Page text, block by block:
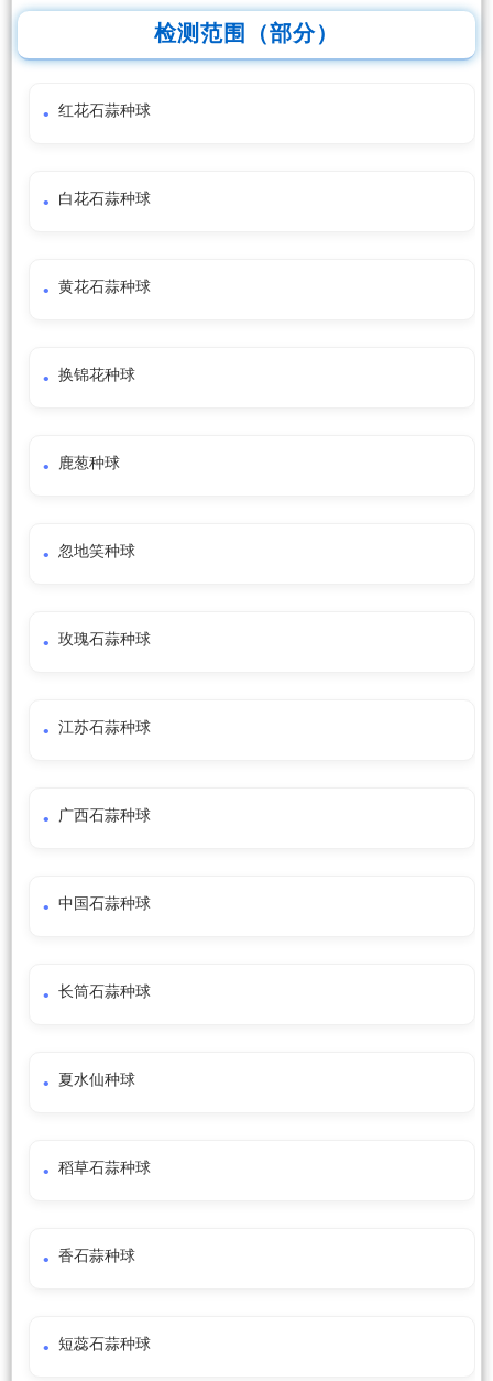
检测范围（部分）
红花石蒜种球
白花石蒜种球
黄花石蒜种球
换锦花种球
鹿葱种球
忽地笑种球
玫瑰石蒜种球
江苏石蒜种球
广西石蒜种球
中国石蒜种球
长筒石蒜种球
夏水仙种球
稻草石蒜种球
香石蒜种球
短蕊石蒜种球